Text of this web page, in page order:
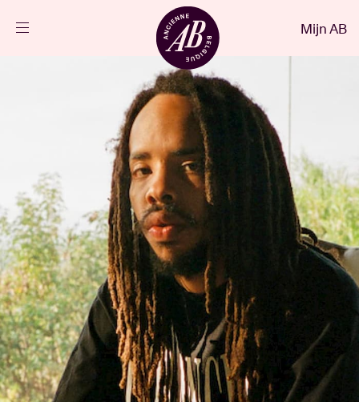
Projecten
Nieuws
Bezoekersinfo
AB ❤ you
Mijn AB